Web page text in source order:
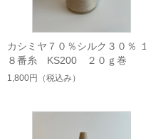
カシミヤ７０％シルク３０％ １
８番糸 KS200 ２０ｇ巻
1,800円 （税込み）